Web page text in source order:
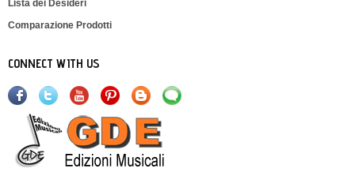
Lista dei Desideri
Comparazione Prodotti
CONNECT WITH US